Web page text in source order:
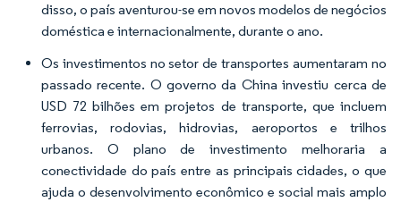
disso, o país aventurou-se em novos modelos de negócios
doméstica e internacionalmente, durante o ano.
Os investimentos no setor de transportes aumentaram no
passado recente. O governo da China investiu cerca de
USD 72 bilhões em projetos de transporte, que incluem
ferrovias, rodovias, hidrovias, aeroportos e trilhos
urbanos. O plano de investimento melhoraria a
conectividade do país entre as principais cidades, o que
ajuda o desenvolvimento econômico e social mais amplo